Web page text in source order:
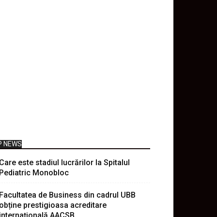
NEWS
este stadiul lucrărilor la Spitalul
Monobloc
de Business din cadrul UBB
prestigioasa acreditare